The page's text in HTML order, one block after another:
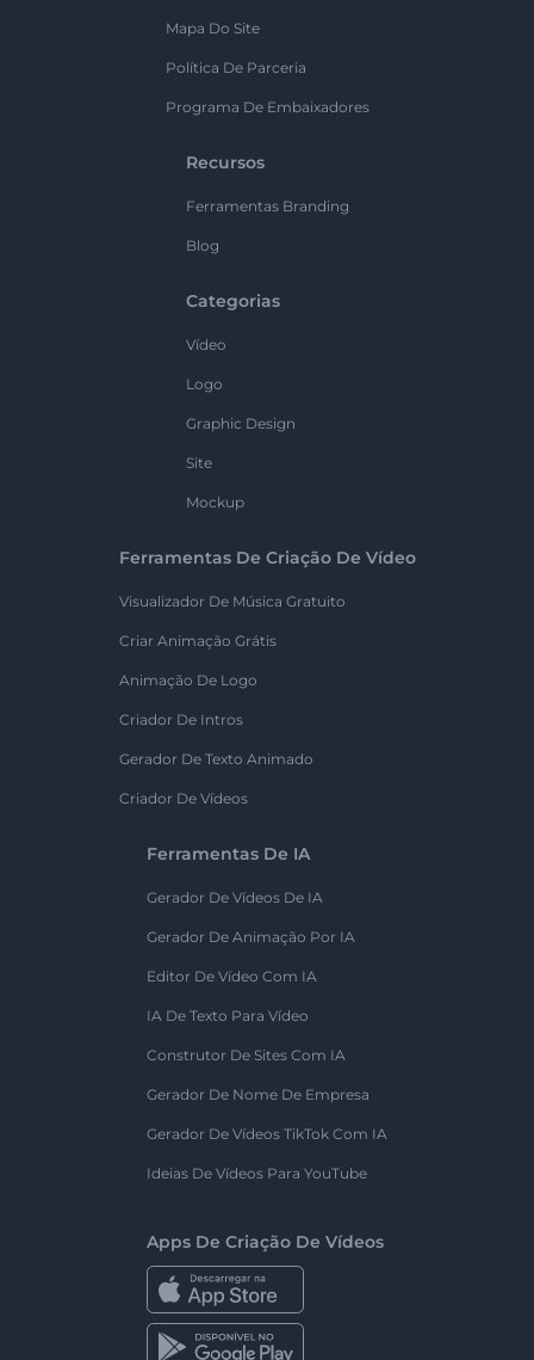
Mapa Do Site
Política De Parceria
Programa De Embaixadores
Recursos
Ferramentas Branding
Blog
Categorias
Vídeo
Logo
Graphic Design
Site
Mockup
Ferramentas De Criação De Vídeo
Visualizador De Música Gratuito
Criar Animação Grátis
Animação De Logo
Criador De Intros
Gerador De Texto Animado
Criador De Vídeos
Ferramentas De IA
Gerador De Vídeos De IA
Gerador De Animação Por IA
Editor De Vídeo Com IA
IA De Texto Para Vídeo
Construtor De Sites Com IA
Gerador De Nome De Empresa
Gerador De Vídeos TikTok Com IA
Ideias De Vídeos Para YouTube
Apps De Criação De Vídeos